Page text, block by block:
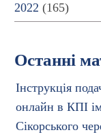
2022 (165)
Останні
Інструкція
онлайн в КПІ
Сікорського